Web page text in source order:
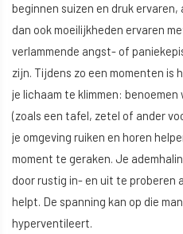
beginnen suizen en druk
dan ook moeilijkheden ervaren
verlammende angst- of
zijn. Tijdens zo een momenten is
je lichaam te klimmen:
(zoals een tafel, zetel of ander
je omgeving ruiken en horen
moment te geraken. Je
door rustig in- en uit te proberen
helpt. De spanning kan op die
hyperventileert.